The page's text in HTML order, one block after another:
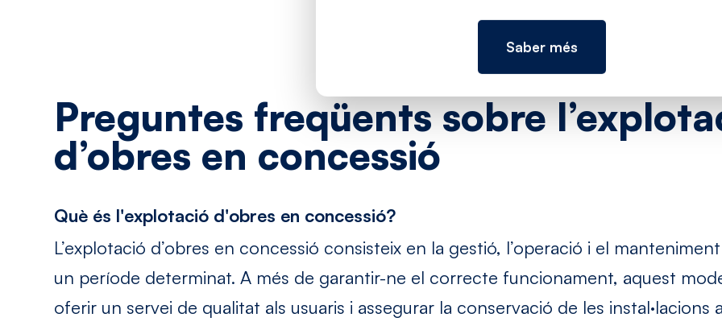
Preguntes freqüents sobre
d’obres en concessió
Què és l'explotació d'obres en concessió?
L’explotació d’obres en concessió consisteix en la gestió, l’operació i el
un període determinat. A més de garantir-ne el correcte funcionament, aquest
oferir un servei de qualitat als usuaris i assegurar la conservació de les instal·lacions
Saber més